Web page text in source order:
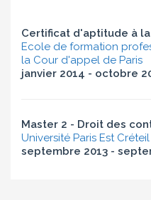
Certificat d'aptitude à
Ecole de formation
la Cour d'appel de Paris
janvier 2014 - octobre
Master 2 - Droit des
Université Paris Est Créteil
septembre 2013 -